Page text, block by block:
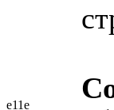
e11e